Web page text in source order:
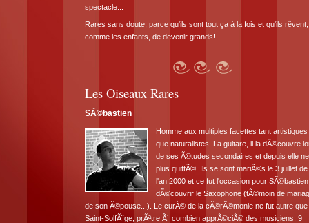
spectacle...
Rares sans doute, parce qu'ils sont tout ça à la fois et qu'ils rêvent,
comme les enfants, de devenir grands!
Les Oiseaux Rares
SÃ©bastien
Homme aux multiples facettes tant artistiques
que naturalistes. La guitare, il la dÃ©couvre
de ses Ã©tudes secondaires et depuis elle
plus quittÃ©. Ils se sont mariÃ©s le 3 juillet de
l'an 2000 et ce fut l'occasion pour
dÃ©couvrir le Saxophone (tÃ©moin de
de son Ã©pouse...). Le curÃ© de la cÃ©rÃ©monie ne fut autre que
Saint-SolfÃ¨ge, prÃªtre Ã´ combien apprÃ©ciÃ© des musiciens. 9